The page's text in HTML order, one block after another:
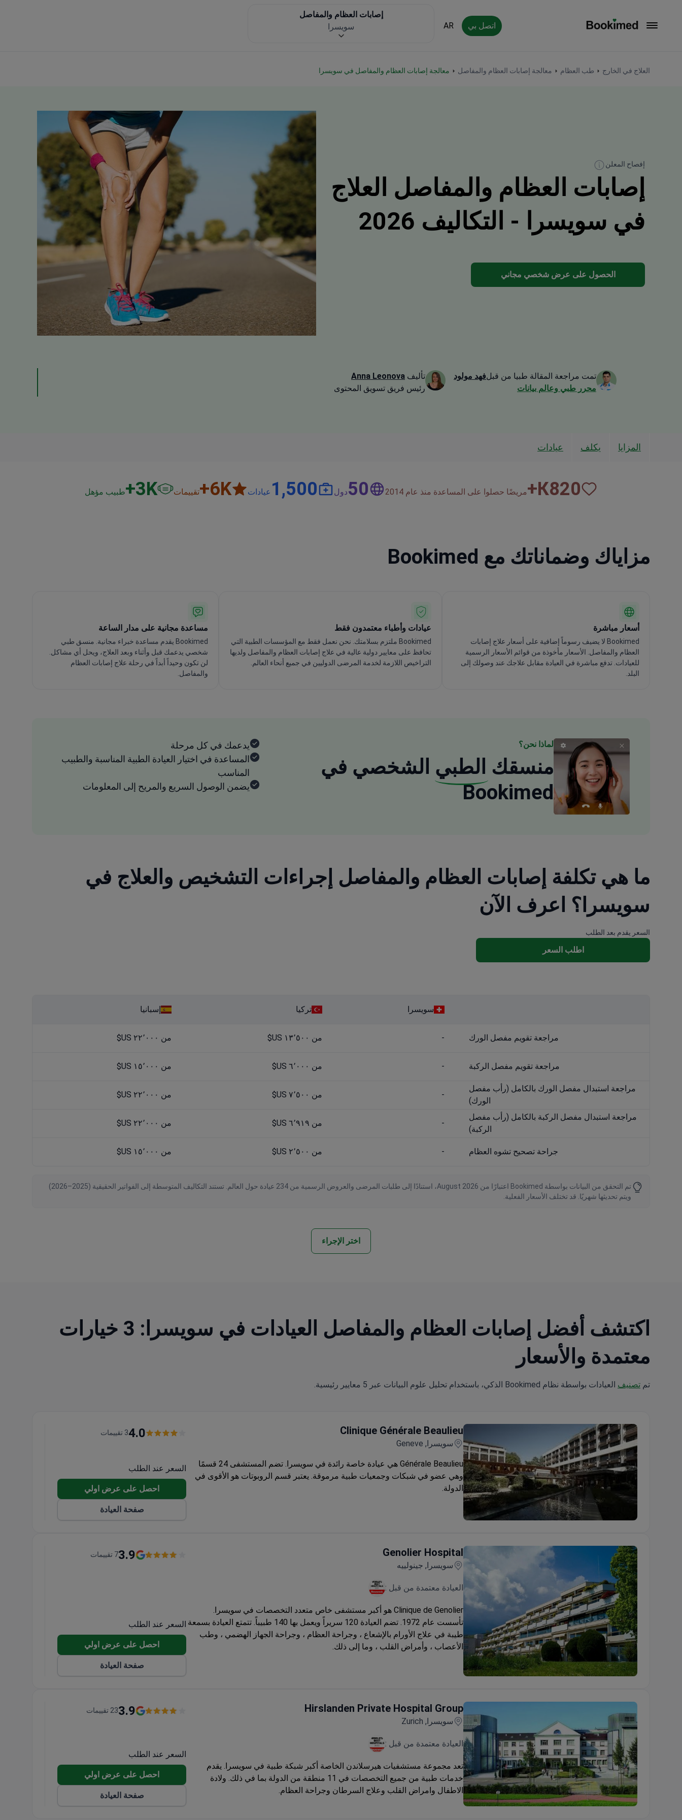
اتصل بي AR
العلاج في الخارج طب العظام معالجة إصابات العظام والمفاصل معالجة إصابات العظام والمفاصل في سويسرا
إصابات العظام والمفاصل
سويسرا
إفصاح المعلن
إصابات العظام والمفاصل العلاج
في سويسرا - التكاليف 2026
الحصول على عرض شخصي مجاني
تمت مراجعة المقالة طبيا من قبلفهد مولود
محرر طبي وعالم بيانات
تأليف Anna Leonova
رئيس فريق تسويق المحتوى
المزايا يكلف عيادات
820
К+ مريضًا حصلوا على المساعدة منذ عام 2014 50دول 1,500 عيادات 6K+ تقييمات 3K+ طبيب مؤهل
ما هي تكلفة إصابات العظام والمفاصل إجراءات التشخيص والعلاج في
سويسرا؟ اعرف الآن
السعر يقدم بعد الطلب
اطلب السعر
سويسرا تركيا إسبانيا
مراجعة تقويم مفصل الورك - من ١٣٬٥٠٠ US$ من ٢٢٬٠٠٠ US$
مراجعة تقويم مفصل الركبة - من ٦٬٠٠٠ US$ من ١٥٬٠٠٠ US$
مراجعة استبدال مفصل الورك بالكامل (رأب مفصل
الورك)
- من ٧٬٥٠٠ US$ من ٢٢٬٠٠٠ US$
مراجعة استبدال مفصل الركبة بالكامل (رأب مفصل
الركبة)
- من ٦٬٩١٩ US$ من ٢٢٬٠٠٠ US$
جراحة تصحيح تشوه العظام - من ٢٬٥٠٠ US$ من ١٥٬٠٠٠ US$
تم التحقق من البيانات بواسطة Bookimed اعتبارًا من August 2026، استنادًا إلى طلبات المرضى والعروض الرسمية من 234 عيادة حول العالم. تستند التكاليف المتوسطة إلى الفواتير الحقيقية (2025–2026)
ويتم تحديثها شهريًا. قد تختلف الأسعار الفعلية.
اختر الإجراء
مزاياك وضماناتك مع Bookimed
أسعار مباشرة
Bookimed لا يضيف رسوماً إضافية على أسعار علاج إصابات
العظام والمفاصل. الأسعار مأخوذة من قوائم الأسعار الرسمية
للعيادات. تدفع مباشرة في العيادة مقابل علاجك عند وصولك إلى
البلد.
عيادات وأطباء معتمدون فقط
Bookimed ملتزم بسلامتك. نحن نعمل فقط مع المؤسسات الطبية التي
تحافظ على معايير دولية عالية في علاج إصابات العظام والمفاصل ولديها
التراخيص اللازمة لخدمة المرضى الدوليين في جميع أنحاء العالم.
مساعدة مجانية على مدار الساعة
Bookimed يقدم مساعدة خبراء مجانية. منسق طبي
شخصي يدعمك قبل وأثناء وبعد العلاج، ويحل أي مشاكل.
لن تكون وحيداً أبداً في رحلة علاج إصابات العظام
والمفاصل.
لماذا نحن؟
منسقك الطبي الشخصي في
Bookimed
يدعمك في كل مرحلة
المساعدة في اختيار العيادة الطبية المناسبة والطبيب
المناسب
يضمن الوصول السريع والمريح إلى المعلومات
اكتشف أفضل إصابات العظام والمفاصل العيادات في سويسرا: 3 خيارات
معتمدة والأسعار
تم تصنيف العيادات بواسطة نظام Bookimed الذكي، باستخدام تحليل علوم البيانات عبر 5 معايير رئيسية.
Clinique Générale Beaulieu
سويسرا, Geneve
Générale Beaulieu هي عيادة خاصة رائدة في سويسرا. تضم المستشفى 24 قسمًا
وهي عضو في شبكات وجمعيات طبية مرموقة. يعتبر قسم الروبوتات هو الأقوى في
الدولة.
4.03 تقييمات
السعر عند الطلب
احصل على عرض اولي
صفحة العيادة
Genolier Hospital
سويسرا, جينولييه
العيادة معتمدة من قبل :
Clinique de Genolier هو أكبر مستشفى خاص متعدد التخصصات في سويسرا.
تأسست عام 1972. تضم العيادة 120 سريراً ويعمل بها 140 طبيباً. تتمتع العيادة بسمعة
طيبة في علاج الأورام بالإشعاع ، وجراحة العظام ، وجراحة الجهاز الهضمي ، وطب
الأعصاب ، وأمراض القلب ، وما إلى ذلك.
3.97 تقييمات
السعر عند الطلب
احصل على عرض اولي
صفحة العيادة
Hirslanden Private Hospital Group
سويسرا, Zurich
العيادة معتمدة من قبل :
تعد مجموعة مستشفيات هيرسلاندن الخاصة أكبر شبكة طبية في سويسرا. يقدم
خدمات طبية من جميع التخصصات في 11 منطقة من الدولة بما في ذلك. ولادة
الاطفال وامراض القلب وعلاج السرطان وجراحة العظام.
3.923 تقييمات
السعر عند الطلب
احصل على عرض اولي
صفحة العيادة